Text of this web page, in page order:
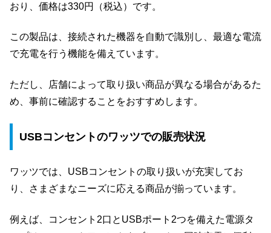
おり、価格は330円（税込）です。
この製品は、接続された機器を自動で識別し、最適な電流
で充電を行う機能を備えています。
ただし、店舗によって取り扱い商品が異なる場合があるた
め、事前に確認することをおすすめします。
USBコンセントのワッツでの販売状況
ワッツでは、USBコンセントの取り扱いが充実してお
り、さまざまなニーズに応える商品が揃っています。
例えば、コンセント2口とUSBポート2つを備えた電源タ